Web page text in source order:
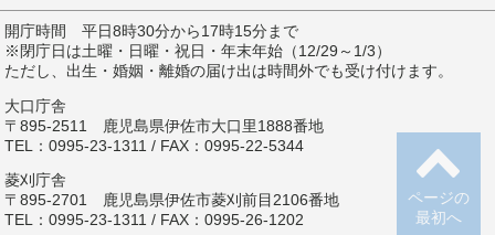
ページの
最初へ
開庁時間 平日8時30分から17時15分まで
※閉庁日は土曜・日曜・祝日・年末年始（12/29～1/3）
ただし、出生・婚姻・離婚の届け出は時間外でも受け付けます。
大口庁舎
〒895-2511 鹿児島県伊佐市大口里1888番地
TEL：0995-23-1311 / FAX：0995-22-5344
菱刈庁舎
〒895-2701 鹿児島県伊佐市菱刈前目2106番地
TEL：0995-23-1311 / FAX：0995-26-1202